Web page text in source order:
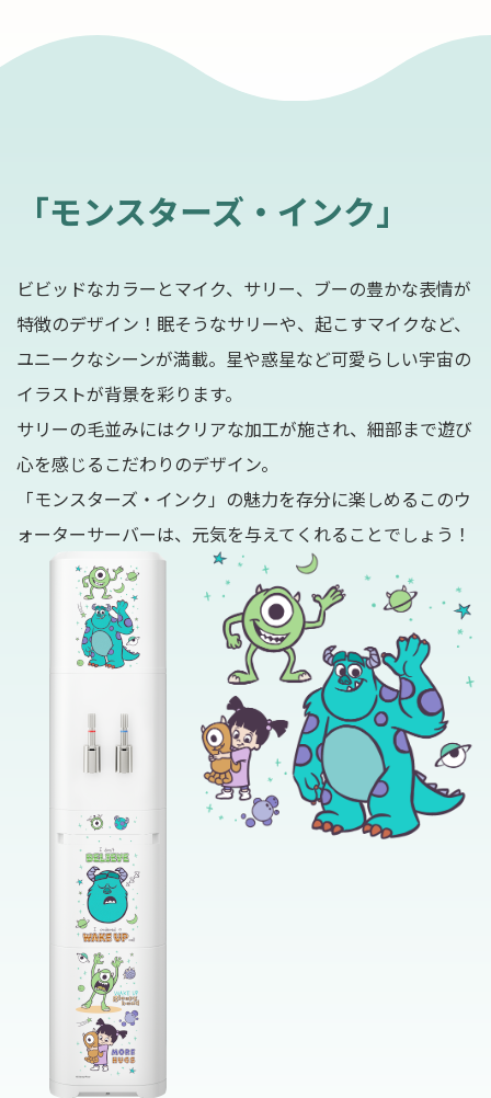
「モンスターズ・インク」
ビビッドなカラーとマイク、サリー、ブーの豊かな表情が
特徴のデザイン！眠そうなサリーや、起こすマイクなど、
ユニークなシーンが満載。星や惑星など可愛らしい宇宙の
イラストが背景を彩ります。
サリーの毛並みにはクリアな加工が施され、細部まで遊び
心を感じるこだわりのデザイン。
「モンスターズ・インク」の魅力を存分に楽しめるこのウ
ォーターサーバーは、元気を与えてくれることでしょう！